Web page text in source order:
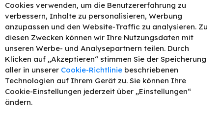
Original Lexmark 802 / 80C20C0
Toner Cyan bis zu 1000 Seiten
Druckleistung:1000 113,89 € – +
Cookies verwenden, um die Benutzererfahrung zu
verbessern, Inhalte zu personalisieren, Werbung
anzupassen und den Website-Traffic zu analysieren. Zu
diesen Zwecken können wir Ihre Nutzungsdaten mit
unseren Werbe- und Analysepartnern teilen. Durch
Klicken auf „Akzeptieren“ stimmen Sie der Speicherung
aller in unserer Cookie-Richtlinie beschriebenen
Technologien auf Ihrem Gerät zu. Sie können Ihre
Cookie-Einstellungen jederzeit über „Einstellungen“
ändern.